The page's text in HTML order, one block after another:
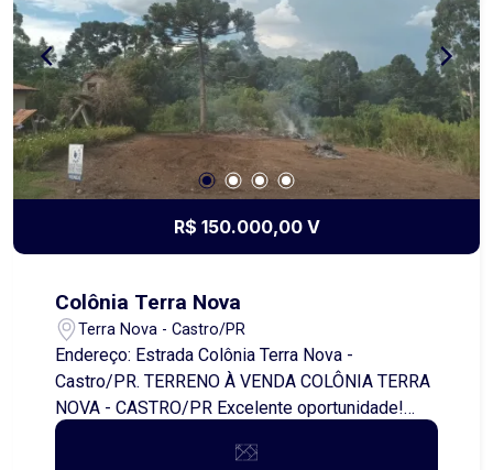
R$ 150.000,00 V
Colônia Terra Nova
Terra Nova - Castro/PR
Endereço: Estrada Colônia Terra Nova -
Castro/PR. TERRENO À VENDA COLÔNIA TERRA
NOVA - CASTRO/PR Excelente oportunidade!
Terreno localizado na Avenida Integração, em
uma região tranquila e em constante valorização.